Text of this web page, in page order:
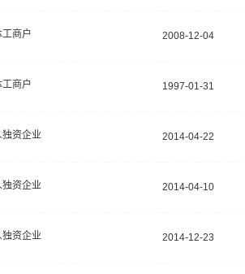
工商户 2008-12-04
工商户 1997-01-31
独资企业 2014-04-22
独资企业 2014-04-10
独资企业 2014-12-23